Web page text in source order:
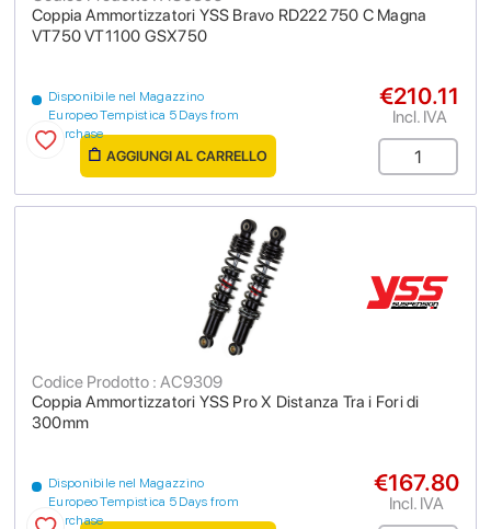
Coppia Ammortizzatori YSS Bravo RD222 750 C Magna
VT750 VT1100 GSX750
Disponibile nel Magazzino
Europeo Tempistica 5 Days from
purchase
€210.11
Incl. IVA
AGGIUNGI AL CARRELLO
Coppia Ammortizzatori YSS Pro X Distanza Tra i Fori di
300mm
Codice Prodotto : AC9309
Disponibile nel Magazzino
Europeo Tempistica 5 Days from
purchase
€167.80
Incl. IVA